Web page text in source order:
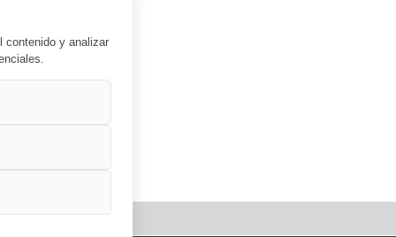
contenido y analizar